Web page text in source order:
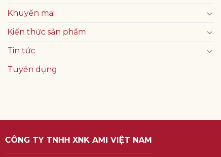
Khuyến mại
Kiến thức sản phẩm
Tin tức
Tuyển dụng
CÔNG TY TNHH XNK AMI VIỆT NAM